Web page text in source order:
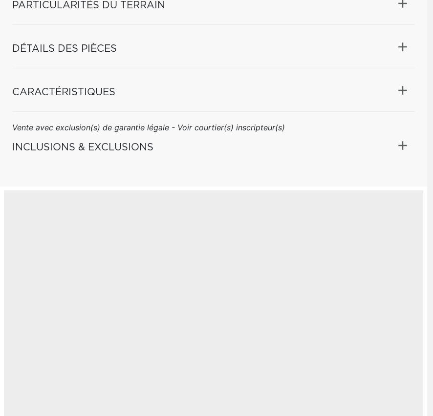
PARTICULARITÉS DU TERRAIN
DÉTAILS DES PIÈCES
CARACTÉRISTIQUES
Vente avec exclusion(s) de garantie légale - Voir courtier(s) inscripteur(s)
INCLUSIONS & EXCLUSIONS